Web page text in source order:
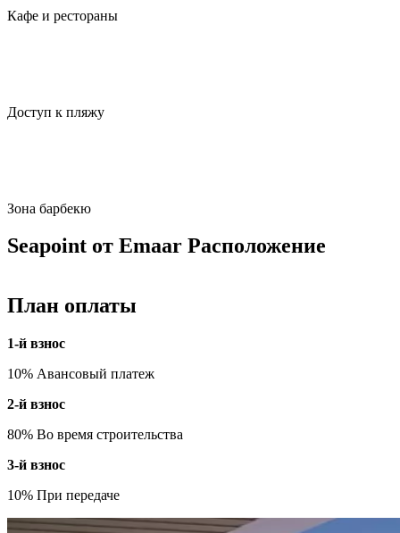
Кафе и рестораны
Доступ к пляжу
Зона барбекю
Seapoint от Emaar Расположение
План оплаты
1-й взнос
10% Авансовый платеж
2-й взнос
80% Во время строительства
3-й взнос
10% При передаче